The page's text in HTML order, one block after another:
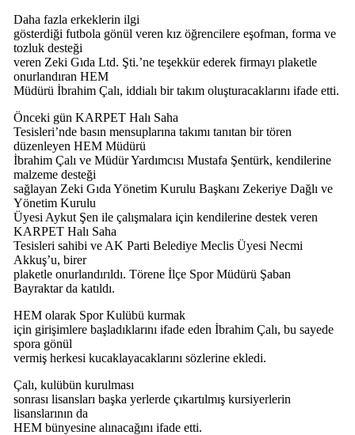
Daha fazla erkeklerin ilgi
gösterdiği futbola gönül veren kız öğrencilere eşofman, forma ve
tozluk desteği
veren Zeki Gıda Ltd. Şti.’ne teşekkür ederek firmayı plaketle
onurlandıran HEM
Müdürü İbrahim Çalı, iddialı bir takım oluşturacaklarını ifade etti.
Önceki gün KARPET Halı Saha
Tesisleri’nde basın mensuplarına takımı tanıtan bir tören
düzenleyen HEM Müdürü
İbrahim Çalı ve Müdür Yardımcısı Mustafa Şentürk, kendilerine
malzeme desteği
sağlayan Zeki Gıda Yönetim Kurulu Başkanı Zekeriye Dağlı ve
Yönetim Kurulu
Üyesi Aykut Şen ile çalışmalara için kendilerine destek veren
KARPET Halı Saha
Tesisleri sahibi ve AK Parti Belediye Meclis Üyesi Necmi
Akkuş’u, birer
plaketle onurlandırıldı. Törene İlçe Spor Müdürü Şaban
Bayraktar da katıldı.
HEM olarak Spor Kulübü kurmak
için girişimlere başladıklarını ifade eden İbrahim Çalı, bu sayede
spora gönül
vermiş herkesi kucaklayacaklarını sözlerine ekledi.
Çalı, kulübün kurulması
sonrası lisansları başka yerlerde çıkartılmış kursiyerlerin
lisanslarının da
HEM bünyesine alınacağını ifade etti.